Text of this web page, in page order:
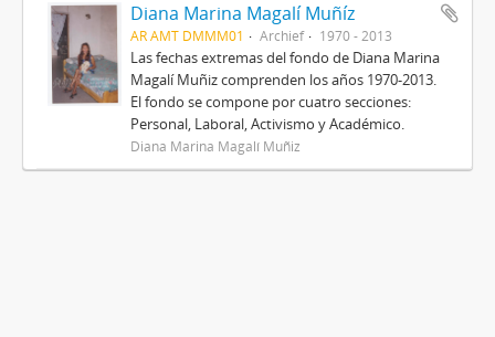
Diana Marina Magalí Muñíz
AR AMT DMMM01 Archief 1970 - 2013
Las fechas extremas del fondo de Diana Marina
Magalí Muñiz comprenden los años 1970-2013.
El fondo se compone por cuatro secciones:
Personal, Laboral, Activismo y Académico.
Diana Marina Magalí Muñiz